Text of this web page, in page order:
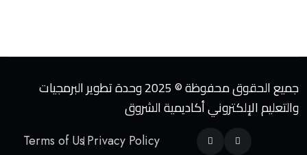
جميع الحقوق محفوظة © 2025 وحدة تطوير البرمجيات
والتعليم الإلكتروني أكاديمية الشروق
Terms of UsPrivacy Policy